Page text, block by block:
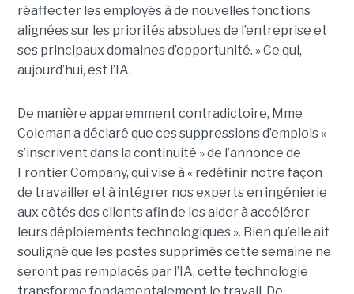
réaffecter les employés à de nouvelles fonctions
alignées sur les priorités absolues de l’entreprise et
ses principaux domaines d’opportunité. »Ce qui,
aujourd’hui, est l’IA.
De manière apparemment contradictoire, Mme
Coleman a déclaré que ces suppressions d’emplois «
s’inscrivent dans la continuité » de l’annonce de
Frontier Company, qui vise à « redéfinir notre façon
de travailler et à intégrer nos experts en ingénierie
aux côtés des clients afin de les aider à accélérer
leurs déploiements technologiques ». Bien qu’elle ait
souligné que les postes supprimés cette semaine ne
seront pas remplacés par l’IA, cette technologie